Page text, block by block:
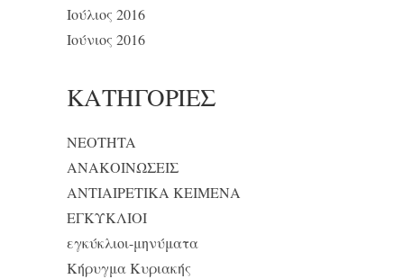
Ιούλιος 2016
Ιούνιος 2016
KΑΤΗΓΟΡΊΕΣ
NEOTHTA
ΑΝΑΚΟΙΝΩΣΕΙΣ
ΑΝΤΙΑΙΡΕΤΙΚΑ ΚΕΙΜΕΝΑ
ΕΓΚΥΚΛΙΟΙ
εγκύκλιοι-μηνύματα
Κήρυγμα Κυριακής